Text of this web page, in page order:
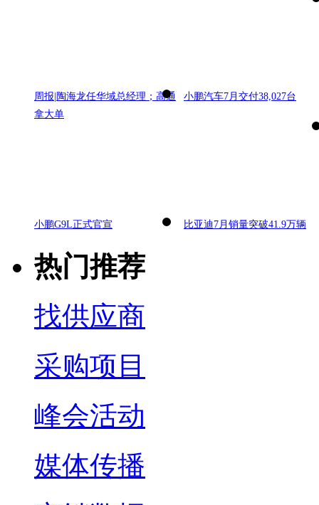
周报|陶海龙任华域总经理；高通
拿大单
小鹏汽车7月交付38,027台
小鹏G9L正式官宣 比亚迪7月销量突破41.9万辆
热门推荐
找供应商
采购项目
峰会活动
媒体传播